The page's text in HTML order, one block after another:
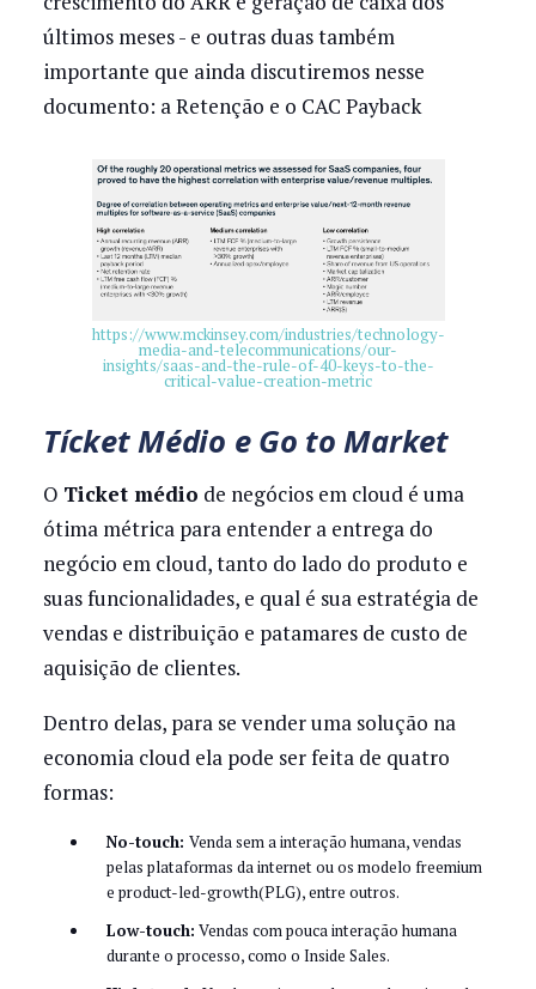
últimos meses - e outras duas também
importante que ainda discutiremos nesse
documento: a Retenção e o CAC Payback
https://www.mckinsey.com/industries/technology-
media-and-telecommunications/our-
insights/saas-and-the-rule-of-40-keys-to-the-
critical-value-creation-metric
Tícket Médio e Go to Market
O Ticket médio de negócios em cloud é uma
ótima métrica para entender a entrega do
negócio em cloud, tanto do lado do produto e
suas funcionalidades, e qual é sua estratégia de
vendas e distribuição e patamares de custo de
aquisição de clientes.
Dentro delas, para se vender uma solução na
economia cloud ela pode ser feita de quatro
formas:
No-touch: Venda sem a interação humana, vendas
pelas plataformas da internet ou os modelo freemium
e product-led-growth(PLG), entre outros.
Low-touch: Vendas com pouca interação humana
durante o processo, como o Inside Sales.